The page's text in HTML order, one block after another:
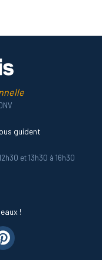
guident
et 13h30 à 16h30
!